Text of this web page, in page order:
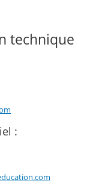
technique
: